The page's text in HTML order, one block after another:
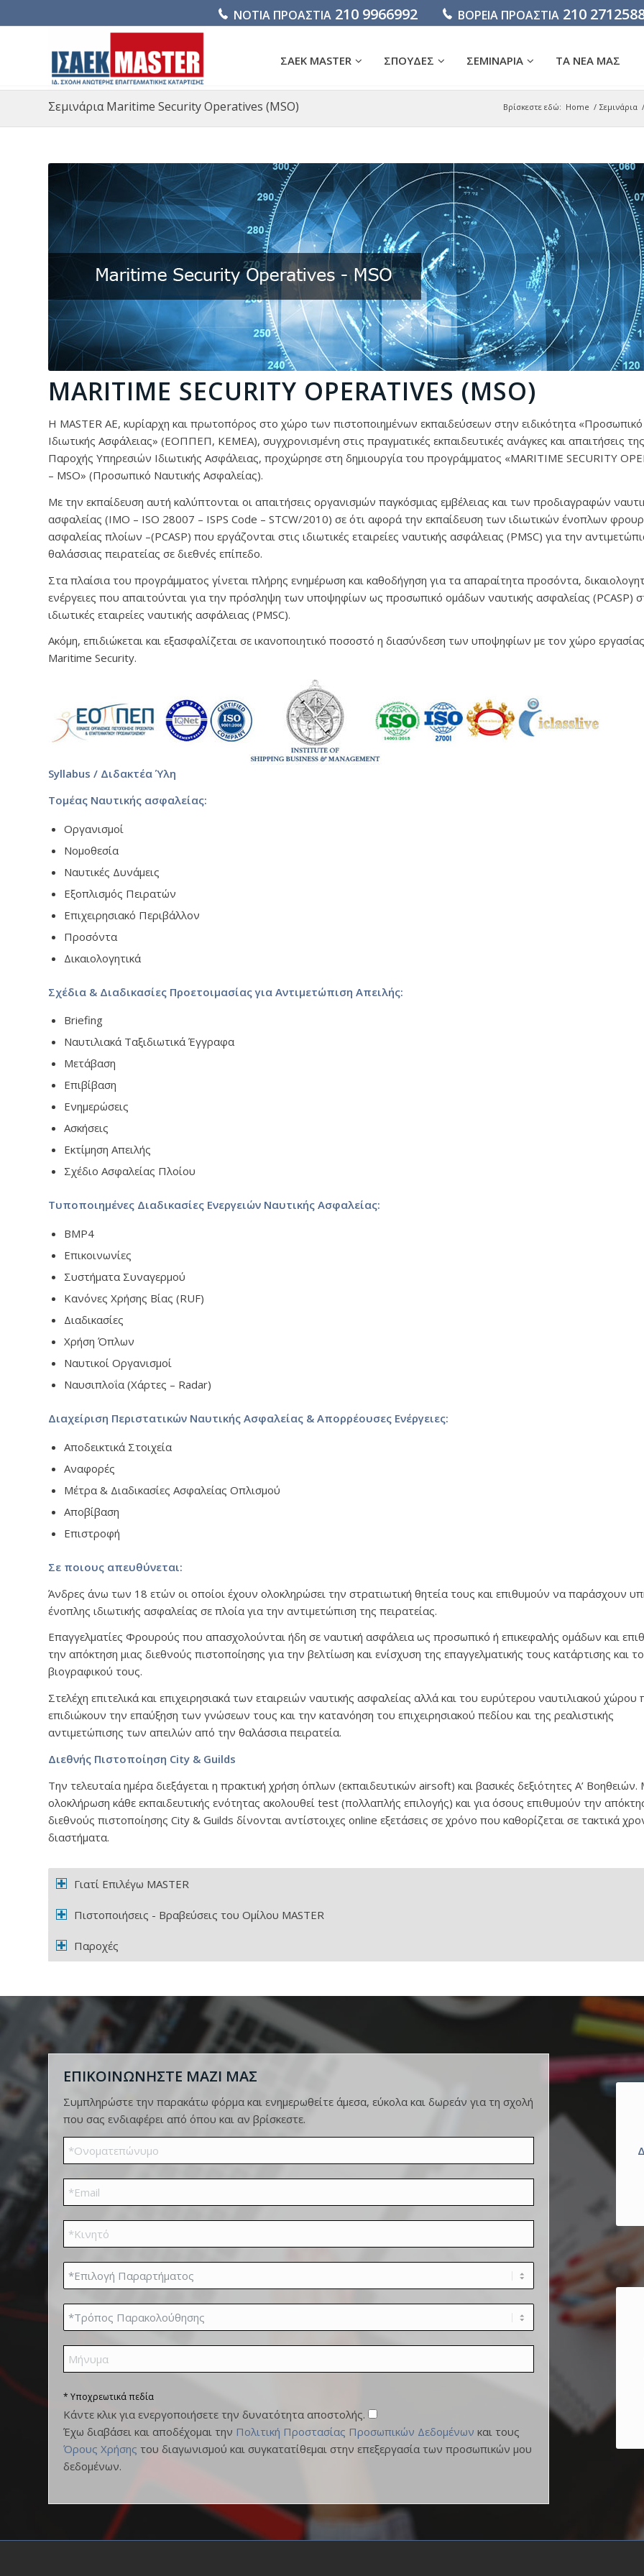
ΝΟΤΙΑ ΠΡΟΑΣΤΙΑ 210 9966992 ΒΟΡΕΙΑ ΠΡΟΑΣΤΙΑ 210
ΣΑΕΚ MASTER ΣΠΟΥΔΕΣ ΣΕΜΙΝΑΡΙΑ ΤΑ ΝΕΑ ΜΑΣ
Σεμινάρια Maritime Security Operatives (MSO) Βρίσκεστε εδώ: Home / Σεμινάρια /
MARITIME SECURITY OPERATIVES (MSO)
H MASTER AE, κυρίαρχη και πρωτοπόρος στο χώρο των πιστοποιημένων εκπαιδεύσεων στην ειδικότητα «Προσωπικό
Ιδιωτικής Ασφάλειας» (ΕΟΠΠΕΠ, ΚΕΜΕΑ), συγχρονισμένη στις πραγματικές εκπαιδευτικές ανάγκες και απαιτήσεις
Παροχής Υπηρεσιών Ιδιωτικής Ασφάλειας, προχώρησε στη δημιουργία του προγράμματος «MARITIME SECURITY
– MSO» (Προσωπικό Ναυτικής Ασφαλείας).
Με την εκπαίδευση αυτή καλύπτονται οι απαιτήσεις οργανισμών παγκόσμιας εμβέλειας και των προδιαγραφών
ασφαλείας (IMO – ISO 28007 – ISPS Code – STCW/2010) σε ότι αφορά την εκπαίδευση των ιδιωτικών ένοπλων
ασφαλείας πλοίων –(PCASP) που εργάζονται στις ιδιωτικές εταιρείες ναυτικής ασφάλειας (PMSC) για την
θαλάσσιας πειρατείας σε διεθνές επίπεδο.
Στα πλαίσια του προγράμματος γίνεται πλήρης ενημέρωση και καθοδήγηση για τα απαραίτητα προσόντα,
ενέργειες που απαιτούνται για την πρόσληψη των υποψηφίων ως προσωπικό ομάδων ναυτικής ασφαλείας (PCASP)
ιδιωτικές εταιρείες ναυτικής ασφάλειας (PMSC).
Ακόμη, επιδιώκεται και εξασφαλίζεται σε ικανοποιητικό ποσοστό η διασύνδεση των υποψηφίων με τον χώρο
Maritime Security.
Syllabus / Διδακτέα Ύλη
Τομέας Ναυτικής ασφαλείας:
Οργανισμοί
Νομοθεσία
Ναυτικές Δυνάμεις
Εξοπλισμός Πειρατών
Επιχειρησιακό Περιβάλλον
Προσόντα
Δικαιολογητικά
Σχέδια & Διαδικασίες Προετοιμασίας για Αντιμετώπιση Απειλής:
Briefing
Ναυτιλιακά Ταξιδιωτικά Έγγραφα
Μετάβαση
Επιβίβαση
Ενημερώσεις
Ασκήσεις
Εκτίμηση Απειλής
Σχέδιο Ασφαλείας Πλοίου
Τυποποιημένες Διαδικασίες Ενεργειών Ναυτικής Ασφαλείας:
BMP4
Επικοινωνίες
Συστήματα Συναγερμού
Κανόνες Χρήσης Βίας (RUF)
Διαδικασίες
Χρήση Όπλων
Ναυτικοί Οργανισμοί
Ναυσιπλοΐα (Χάρτες – Radar)
Διαχείριση Περιστατικών Ναυτικής Ασφαλείας & Απορρέουσες Ενέργειες:
Αποδεικτικά Στοιχεία
Αναφορές
Μέτρα & Διαδικασίες Ασφαλείας Οπλισμού
Αποβίβαση
Επιστροφή
Σε ποιους απευθύνεται:
Άνδρες άνω των 18 ετών οι οποίοι έχουν ολοκληρώσει την στρατιωτική θητεία τους και επιθυμούν να παράσχουν
ένοπλης ιδιωτικής ασφαλείας σε πλοία για την αντιμετώπιση της πειρατείας.
Επαγγελματίες Φρουρούς που απασχολούνται ήδη σε ναυτική ασφάλεια ως προσωπικό ή επικεφαλής ομάδων και
την απόκτηση μιας διεθνούς πιστοποίησης για την βελτίωση και ενίσχυση της επαγγελματικής τους κατάρτισης και
βιογραφικού τους.
Στελέχη επιτελικά και επιχειρησιακά των εταιρειών ναυτικής ασφαλείας αλλά και του ευρύτερου ναυτιλιακού χώρου
επιδιώκουν την επαύξηση των γνώσεων τους και την κατανόηση του επιχειρησιακού πεδίου και της ρεαλιστικής
αντιμετώπισης των απειλών από την θαλάσσια πειρατεία.
Διεθνής Πιστοποίηση City & Guilds
Την τελευταία ημέρα διεξάγεται η πρακτική χρήση όπλων (εκπαιδευτικών airsoft) και βασικές δεξιότητες Α’ Βοηθειών.
ολοκλήρωση κάθε εκπαιδευτικής ενότητας ακολουθεί test (πολλαπλής επιλογής) και για όσους επιθυμούν την
διεθνούς πιστοποίησης City & Guilds δίνονται αντίστοιχες online εξετάσεις σε χρόνο που καθορίζεται σε τακτικά
διαστήματα.
Γιατί Επιλέγω MASTER
Πιστοποιήσεις - Βραβεύσεις του Ομίλου MASTER
Παροχές
ΕΠΙΚΟΙΝΩΝΗΣΤΕ ΜΑΖΙ ΜΑΣ
Συμπληρώστε την παρακάτω φόρμα και ενημερωθείτε άμεσα, εύκολα και δωρεάν για τη σχολή
που σας ενδιαφέρει από όπου και αν βρίσκεστε.
* Υποχρεωτικά πεδία
Κάντε κλικ για ενεργοποιήσετε την δυνατότητα αποστολής.
Έχω διαβάσει και αποδέχομαι την Πολιτική Προστασίας Προσωπικών Δεδομένων και τους
Όρους Χρήσης του διαγωνισμού και συγκατατίθεμαι στην επεξεργασία των προσωπικών μου
δεδομένων.